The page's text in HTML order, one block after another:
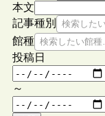
本文
記事種別
検索した
館種 検索したい館種
投稿日
～